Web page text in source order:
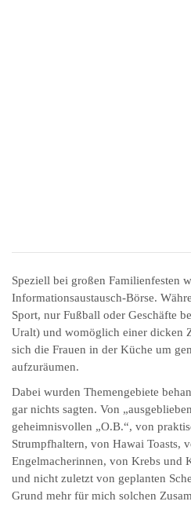
Speziell bei großen Familienfesten
Informationsaustausch-Börse.
Sport, nur Fußball oder Geschäfte
Uralt) und womöglich einer dicken
sich die Frauen in der Küche um
aufzuräumen.
Dabei wurden Themengebiete
gar nichts sagten. Von
geheimnisvollen „O.B.“, von
Strumpfhaltern, von Hawai Toasts,
Engelmacherinnen, von Krebs und
und nicht zuletzt von geplanten
Grund mehr für mich solchen